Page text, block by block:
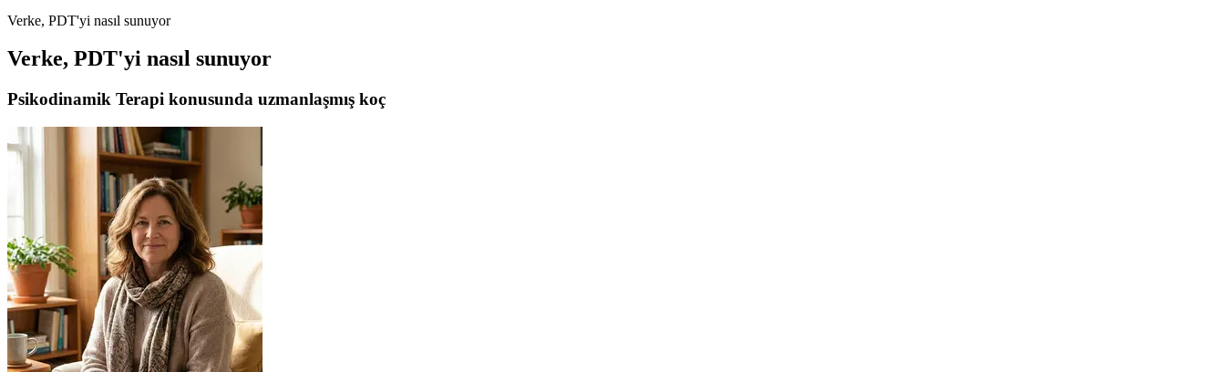
Verke, PDT'yi nasıl sunuyor
Verke, PDT'yi nasıl sunuyor
Psikodinamik Terapi konusunda uzmanlaşmış koç